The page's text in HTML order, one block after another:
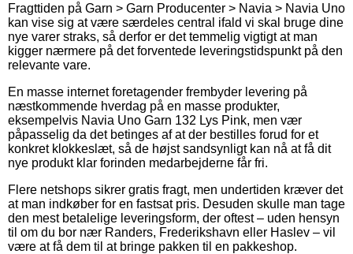
Fragttiden på Garn > Garn Producenter > Navia > Navia Uno
kan vise sig at være særdeles central ifald vi skal bruge dine
nye varer straks, så derfor er det temmelig vigtigt at man
kigger nærmere på det forventede leveringstidspunkt på den
relevante vare.
En masse internet foretagender frembyder levering på
næstkommende hverdag på en masse produkter,
eksempelvis Navia Uno Garn 132 Lys Pink, men vær
påpasselig da det betinges af at der bestilles forud for et
konkret klokkeslæt, så de højst sandsynligt kan nå at få dit
nye produkt klar forinden medarbejderne får fri.
Flere netshops sikrer gratis fragt, men undertiden kræver det
at man indkøber for en fastsat pris. Desuden skulle man tage
den mest betalelige leveringsform, der oftest – uden hensyn
til om du bor nær Randers, Frederikshavn eller Haslev – vil
være at få dem til at bringe pakken til en pakkeshop.